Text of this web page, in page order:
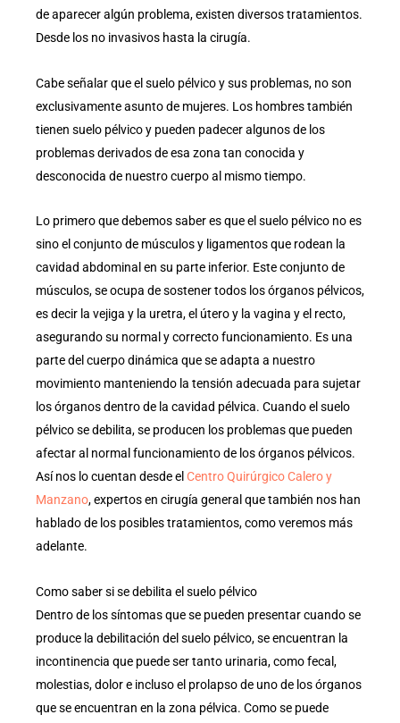
de aparecer algún problema, existen diversos tratamientos.
Desde los no invasivos hasta la cirugía.
Cabe señalar que el suelo pélvico y sus problemas, no son
exclusivamente asunto de mujeres. Los hombres también
tienen suelo pélvico y pueden padecer algunos de los
problemas derivados de esa zona tan conocida y
desconocida de nuestro cuerpo al mismo tiempo.
Lo primero que debemos saber es que el suelo pélvico no es
sino el conjunto de músculos y ligamentos que rodean la
cavidad abdominal en su parte inferior. Este conjunto de
músculos, se ocupa de sostener todos los órganos pélvicos,
es decir la vejiga y la uretra, el útero y la vagina y el recto,
asegurando su normal y correcto funcionamiento. Es una
parte del cuerpo dinámica que se adapta a nuestro
movimiento manteniendo la tensión adecuada para sujetar
los órganos dentro de la cavidad pélvica. Cuando el suelo
pélvico se debilita, se producen los problemas que pueden
afectar al normal funcionamiento de los órganos pélvicos.
Así nos lo cuentan desde el Centro Quirúrgico Calero y
Manzano, expertos en cirugía general que también nos han
hablado de los posibles tratamientos, como veremos más
adelante.
Como saber si se debilita el suelo pélvico
Dentro de los síntomas que se pueden presentar cuando se
produce la debilitación del suelo pélvico, se encuentran la
incontinencia que puede ser tanto urinaria, como fecal,
molestias, dolor e incluso el prolapso de uno de los órganos
que se encuentran en la zona pélvica. Como se puede